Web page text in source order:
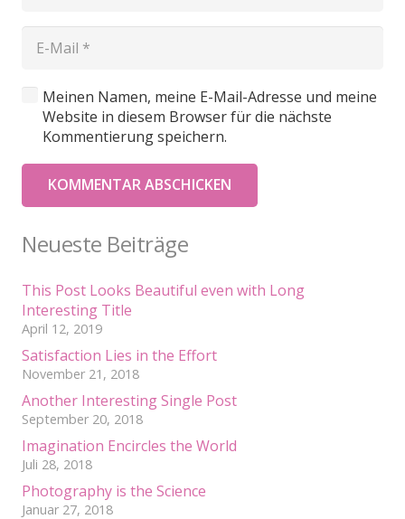
Meinen Namen, meine E-Mail-Adresse und meine
Website in diesem Browser für die nächste
Kommentierung speichern.
KOMMENTAR ABSCHICKEN
Neueste Beiträge
This Post Looks Beautiful even with Long
Interesting Title
April 12, 2019
Satisfaction Lies in the Effort
November 21, 2018
Another Interesting Single Post
September 20, 2018
Imagination Encircles the World
Juli 28, 2018
Photography is the Science
Januar 27, 2018